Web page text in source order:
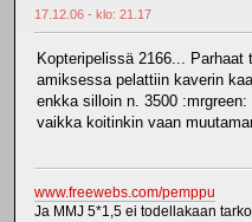
17.12.06 - klo: 21.17
Kopteripelissä 2166... Parhaat
amiksessa pelattiin kaverin
enkka silloin n. 3500
vaikka koitinkin vaan
www.freewebs.com/pemppu
Ja MMJ 5*1,5 ei todellakaan